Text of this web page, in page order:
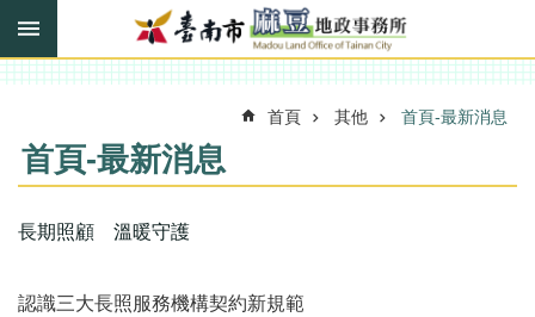
跳到主要內容區塊
搜
進
階
訊
報
首頁 其他 首頁-最新消息
首頁-最新消息
長期照顧 溫暖守護
認識三大長照服務機構契約新規範